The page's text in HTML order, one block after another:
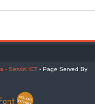
- Servizi ICT - Page Served By